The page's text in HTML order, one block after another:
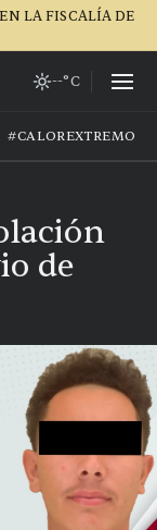
LA FISCALÍA DE
--°C
#CALOREXTREMO
de